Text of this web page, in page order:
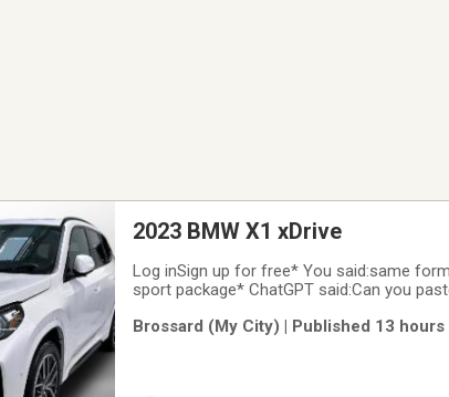
2023 BMW X1 xDrive
Log inSign up for free* You said:same
sport package* ChatGPT said:Can you
equipped with:* **Premium Essential
Brossard (My City) | Published 13 hours